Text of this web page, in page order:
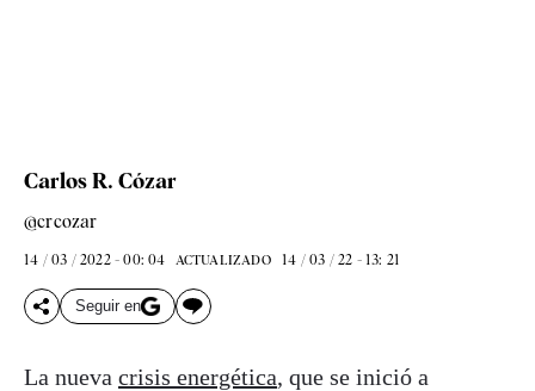
Carlos R. Cózar
@crcozar
14 / 03 / 2022 - 00: 04 ACTUALIZADO 14 / 03 / 22 - 13: 21
Seguir en
La nueva crisis energética, que se inició a